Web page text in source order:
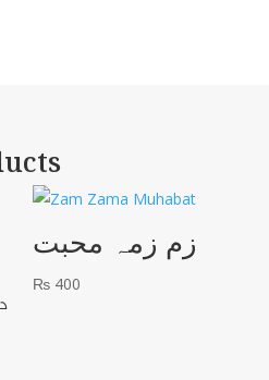
زم زمہ محبت
₨ 400